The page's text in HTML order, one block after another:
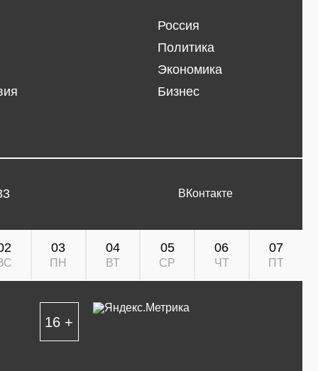
Россия
Политика
Экономика
Бизнес
ВКонтакте
03
ПН
04
ВТ
05
СР
06
ЧТ
07
ПТ
16 +